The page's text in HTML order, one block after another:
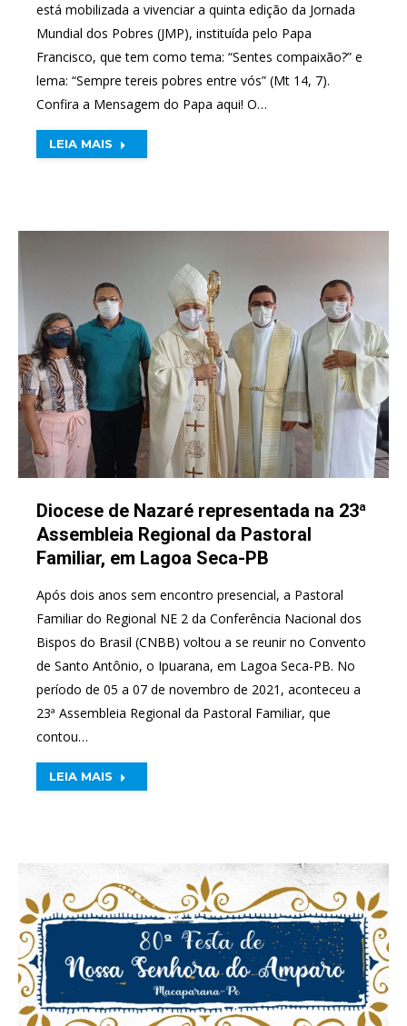
está mobilizada a vivenciar a quinta edição da Jornada
Mundial dos Pobres (JMP), instituída pelo Papa
Francisco, que tem como tema: “Sentes compaixão?” e
lema: “Sempre tereis pobres entre vós” (Mt 14, 7).
Confira a Mensagem do Papa aqui! O…
LEIA MAIS
Diocese de Nazaré representada na 23ª
Assembleia Regional da Pastoral
Familiar, em Lagoa Seca-PB
Após dois anos sem encontro presencial, a Pastoral
Familiar do Regional NE 2 da Conferência Nacional dos
Bispos do Brasil (CNBB) voltou a se reunir no Convento
de Santo Antônio, o Ipuarana, em Lagoa Seca-PB. No
período de 05 a 07 de novembro de 2021, aconteceu a
23ª Assembleia Regional da Pastoral Familiar, que
contou…
LEIA MAIS